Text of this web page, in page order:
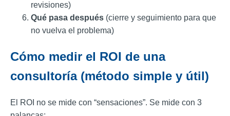
revisiones)
Qué pasa después (cierre y seguimiento para que
no vuelva el problema)
Cómo medir el ROI de una
consultoría (método simple y útil)
El ROI no se mide con “sensaciones”. Se mide con 3